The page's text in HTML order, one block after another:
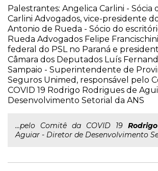
Palestrantes: Angelica Carlini - Sócia
Carlini Advogados, vice-presidente
Antonio de Rueda - Sócio do
Rueda Advogados Felipe
federal do PSL no Paraná e
Câmara dos Deputados Luís
Sampaio - Superintendente de
Seguros Unimed, responsável pelo
COVID 19 Rodrigo Rodrigues de
Desenvolvimento Setorial da ANS
...pelo Comitê da COVID 19 Rodrigo
Aguiar - Diretor de Desenvolvimento